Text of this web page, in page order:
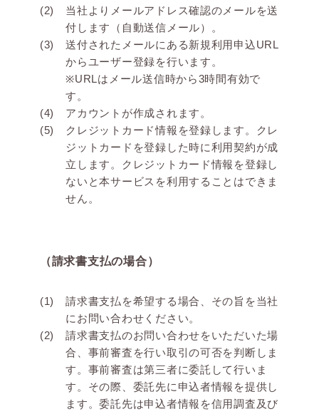
当社よりメールアドレス確認のメールを送
付します（自動送信メール）。
送付されたメールにある新規利用申込URL
からユーザー登録を行います。
※URLはメール送信時から3時間有効で
す。
アカウントが作成されます。
クレジットカード情報を登録します。クレ
ジットカードを登録した時に利用契約が成
立します。クレジットカード情報を登録し
ないと本サービスを利用することはできま
せん。
（請求書支払の場合）
請求書支払を希望する場合、その旨を当社
にお問い合わせください。
請求書支払のお問い合わせをいただいた場
合、事前審査を行い取引の可否を判断しま
す。事前審査は第三者に委託して行いま
す。その際、委託先に申込者情報を提供し
ます。委託先は申込者情報を信用調査及び